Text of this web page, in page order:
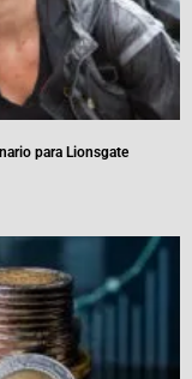
para Lionsgate